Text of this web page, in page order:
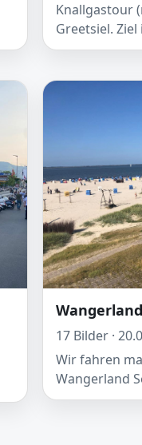
Knallgastour
Greetsiel.
17 Bilder ·
Wir fahren
Wangerland